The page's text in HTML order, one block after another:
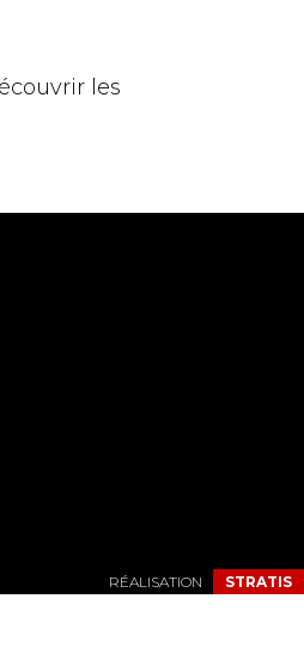
les
RÉALISATION STRATIS